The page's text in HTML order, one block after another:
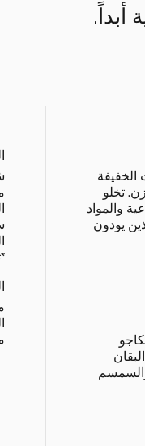
أبداً.
الخفيفة
تخلو
والمواد
يودون